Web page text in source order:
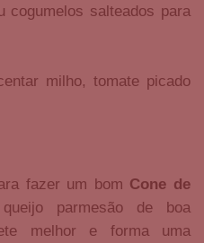
cogumelos salteados para
milho, tomate picado
fazer um bom Cone de
parmesão de boa
melhor e forma uma